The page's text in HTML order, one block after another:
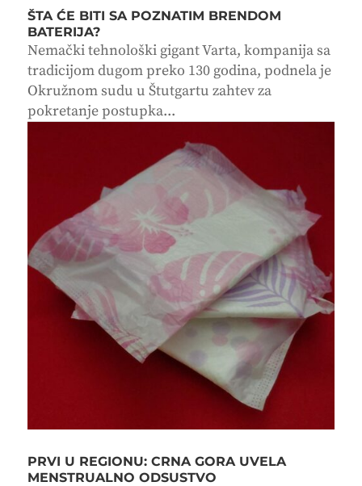
ŠTA ĆE BITI SA POZNATIM BRENDOM
BATERIJA?
Nemački tehnološki gigant Varta, kompanija sa
tradicijom dugom preko 130 godina, podnela je
Okružnom sudu u Štutgartu zahtev za
pokretanje postupka...
PRVI U REGIONU: CRNA GORA UVELA
MENSTRUALNO ODSUSTVO